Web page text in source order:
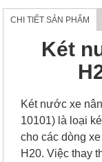
CHI TIẾT SẢN PHẨM
Két
Két nước xe
10101) là loại
cho các dòng
H20. Việc thay